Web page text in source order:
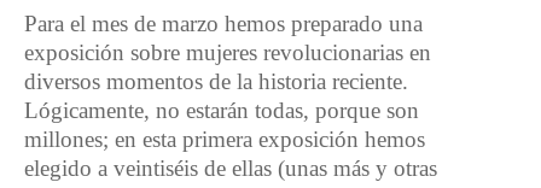
Para el mes de marzo hemos preparado una
exposición sobre mujeres revolucionarias en
diversos momentos de la historia reciente.
Lógicamente, no estarán todas, porque son
millones; en esta primera exposición hemos
elegido a veintiséis de ellas (unas más y otras